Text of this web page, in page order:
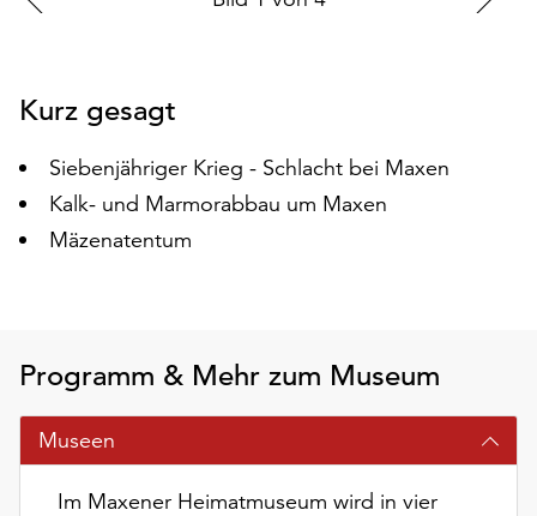
um
Cookies
akzeptieren.
Sie
ändern
und
widerrufen.
Dafür
steht
Kurz gesagt
Siebenjähriger Krieg - Schlacht bei Maxen
Kalk- und Marmorabbau um Maxen
Mäzenatentum
Programm & Mehr zum Museum
Museen
Im Maxener Heimatmuseum wird in vier